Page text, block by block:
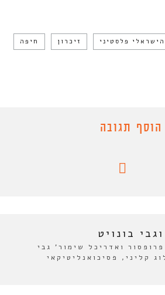
פלסטיני זיכרון חיפה
הוסף תגובה
בונויט
ואדריכל שימור' גבי
קליני, פסיכואנליטיקאי